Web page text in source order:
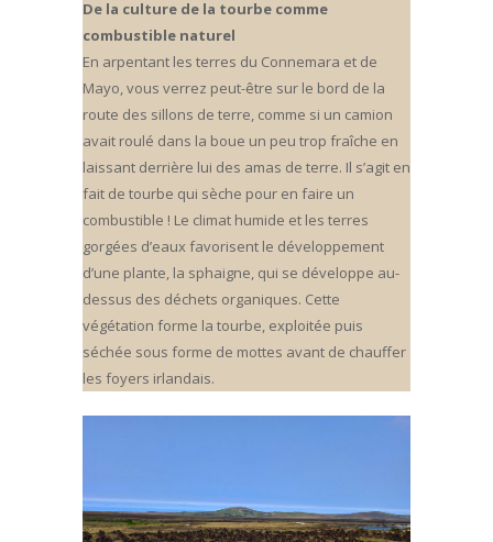
De la culture de la tourbe comme
combustible naturel
En arpentant les terres du Connemara et de
Mayo, vous verrez peut-être sur le bord de la
route des sillons de terre, comme si un camion
avait roulé dans la boue un peu trop fraîche en
laissant derrière lui des amas de terre. Il s’agit en
fait de tourbe qui sèche pour en faire un
combustible ! Le climat humide et les terres
gorgées d’eaux favorisent le développement
d’une plante, la sphaigne, qui se développe au-
dessus des déchets organiques. Cette
végétation forme la tourbe, exploitée puis
séchée sous forme de mottes avant de chauffer
les foyers irlandais.